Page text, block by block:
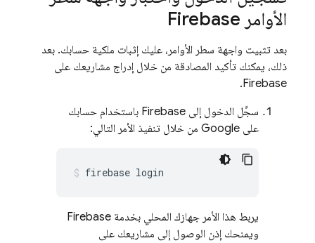
الأوامر Firebase
بعد تثبيت واجهة سطر الأوامر، عليك إثبات ملكية حسابك. بعد
ذلك، يمكنك تأكيد المصادقة من خلال إدراج مشاريعك على
Firebase.
سجِّل الدخول إلى Firebase باستخدام حسابك
على Google من خلال تنفيذ الأمر التالي:
firebase login
يربط هذا الأمر جهازك المحلي بخدمة Firebase
ويمنحك إذن الوصول إلى مشاريعك على